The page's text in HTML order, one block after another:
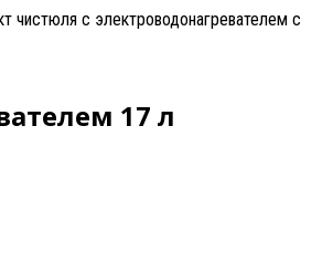
чистюля с электроводонагревателем с
17 л